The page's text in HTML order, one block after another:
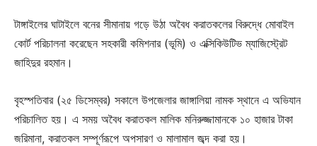
টাঙ্গাইলের ঘাটাইলে বনের সীমানায় গড়ে উঠা অবৈধ করাতকলের বিরুদ্ধে মোবাইল
কোর্ট পরিচালনা করেছেন সহকারী কমিশনার (ভূমি) ও এক্সিকিউটিভ ম্যাজিস্ট্রেট
জাহিদুর রহমান।
বৃহস্পতিবার (২৫ ডিসেম্বর) সকালে উপজেলার জাঙ্গালিয়া নামক স্থানে এ অভিযান
পরিচালিত হয়। এ সময় অবৈধ করাতকল মালিক মনিরুজ্জামানকে ১০ হাজার টাকা
জরিমানা, করাতকল সম্পূর্ণরূপে অপসারণ ও মালামাল জব্দ করা হয়।